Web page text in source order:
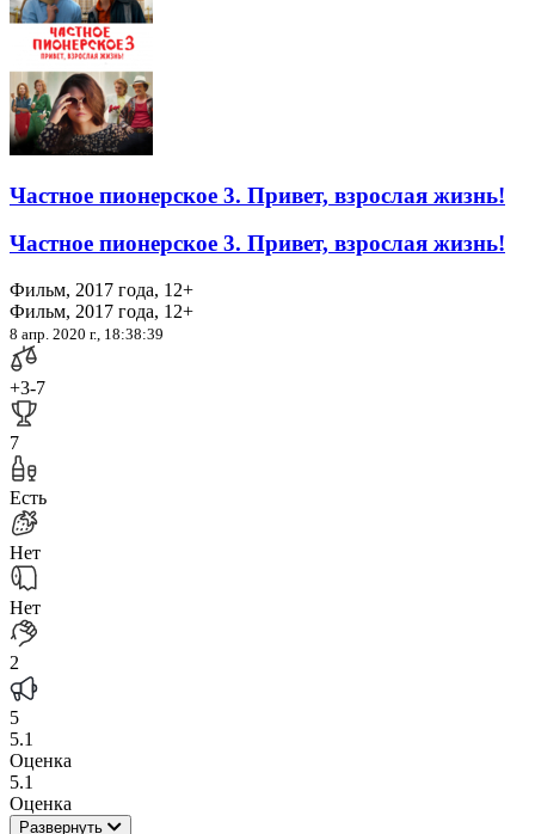
Частное пионерское 3. Привет, взрослая жизнь!
Частное пионерское 3. Привет, взрослая жизнь!
Фильм, 2017 года, 12+
Фильм, 2017 года, 12+
8 апр. 2020 г., 18:38:39
+3-7
7
Есть
Нет
Нет
2
5
5.1
Оценка
5.1
Оценка
Развернуть